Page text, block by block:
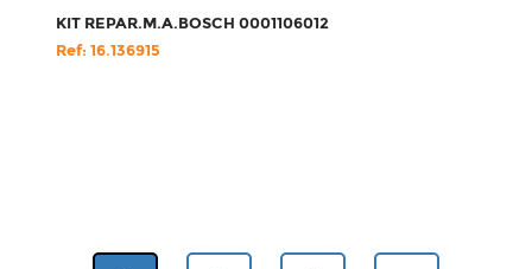
KIT REPAR.M.A.BOSCH 0001106012
Ref: 16.136915